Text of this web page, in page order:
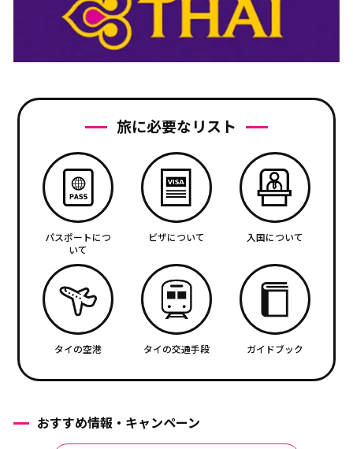
旅に必要なリスト
パスポートにつ
いて
ビザについて 入国について
タイの空港 タイの交通手段 ガイドブック
おすすめ情報・キャンペーン